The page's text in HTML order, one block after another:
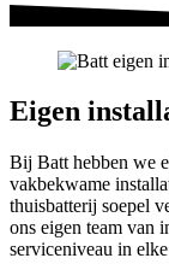
Eigen
Bij Batt hebben we
vakbekwame
thuisbatterij soepel
ons eigen team van
serviceniveau in